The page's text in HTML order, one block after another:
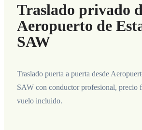
Traslado privado
Aeropuerto de
SAW
Traslado puerta a puerta desde
SAW con conductor profesional, precio
vuelo incluido.